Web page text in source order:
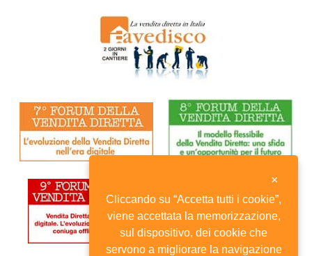
×
Cliccando su “Accetta tutti i cookie”,
viene accettata la memorizzazione,
sul dispositivo, dei cookie che
servono a migliorare la navigazione